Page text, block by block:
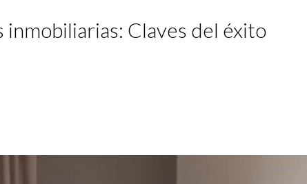
inmobiliarias: Claves del éxito